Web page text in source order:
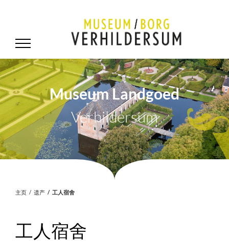
Museum Landgoed
Verhildersum
.
主页 遗产 工人宿舍
工人宿舍